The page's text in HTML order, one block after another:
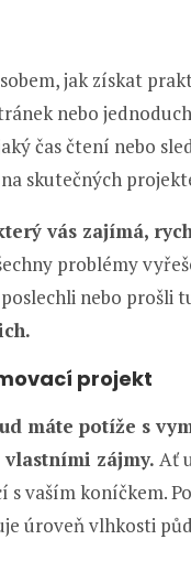
jak získat
nebo
čas čtení nebo
skutečných
vás zajímá,
problémy
nebo prošli
projekt
máte potíže s
vlastními zájmy. Ať
vaším koníčkem.
úroveň vlhkosti